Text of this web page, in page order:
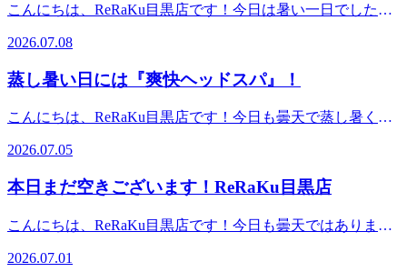
況は都度変わりますのでご注意ください。スタッフ一同心よ
りお待ちしております。最後までお読みいただいてありがと
20：20）TEL．．．03-3491-0212＃目黒＃目黒川＃目黒駅近
＃JR山手線＃都営三田線＃東急目黒線＃東京メトロ南北線
＃もみほぐし＃リラクゼーション＃肩こり＃土日祝営業
こんにちは、ReRaKu目黒店です！今日は暑い一日でした
がございます。笑顔でお待ちしています。18時よりご予約い
ただけます。※ご予約状況は都度変わりますのでご注意くだ
さい。スタッフ一同心よりお待ちしております。最後までお
30～21：00（最終受付20：20）TEL．．．03-3491-0212＃目
黒＃目黒川＃目黒駅近＃JR山手線＃都営三田線＃東急目黒
こり＃土日祝営業
2026.07.08
蒸し暑い日には『爽快ヘッドスパ』！
こんにちは、ReRaKu目黒店です！今日も曇天で蒸し暑くな
が雨も降ったりしてなんとなくスッキリしませんね。そんな
時にはRe.Ra.Kuの『爽快ヘッドスパ』がおすすめです。いつ
ものヘッドスパにプラスするだけで、リラックス&amp;爽快
上がります。ぜひ一度お試し下さい！ReRaKu目黒店は本日
も皆様のご来店を笑顔でお待ちしております！７月５日
2026.07.05
本日まだ空きございます！ReRaKu目黒店
こんにちは、ReRaKu目黒店です！今日も曇天ではあります
すんだ色になってきましたが、私は少しくすんだ色味も好き
2026.07.01